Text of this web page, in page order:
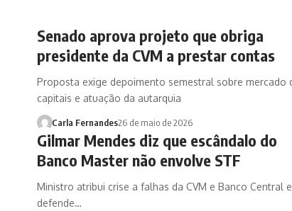
Senado aprova projeto que obriga
presidente da CVM a prestar contas
Proposta exige depoimento semestral sobre mercado
capitais e atuação da autarquia
Carla Fernandes26 de maio de 2026
Gilmar Mendes diz que escândalo do
Banco Master não envolve STF
Ministro atribui crise a falhas da CVM e Banco Central e
defende…